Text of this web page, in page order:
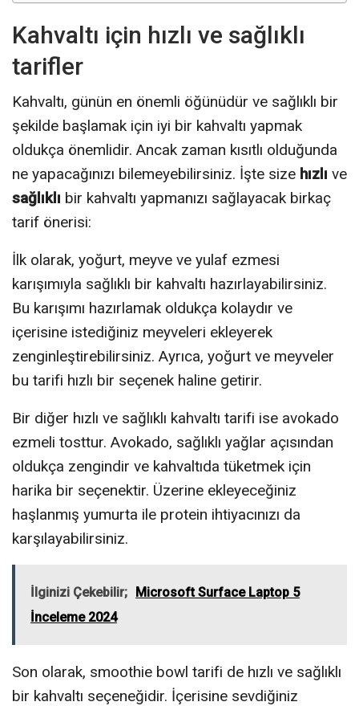
Kahvaltı için hızlı ve sağlıklı
tarifler
Kahvaltı, günün en önemli öğünüdür ve sağlıklı bir
şekilde başlamak için iyi bir kahvaltı yapmak
oldukça önemlidir. Ancak zaman kısıtlı olduğunda
ne yapacağınızı bilemeyebilirsiniz. İşte size hızlı ve
sağlıklı bir kahvaltı yapmanızı sağlayacak birkaç
tarif önerisi:
İlk olarak, yoğurt, meyve ve yulaf ezmesi
karışımıyla sağlıklı bir kahvaltı hazırlayabilirsiniz.
Bu karışımı hazırlamak oldukça kolaydır ve
içerisine istediğiniz meyveleri ekleyerek
zenginleştirebilirsiniz. Ayrıca, yoğurt ve meyveler
bu tarifi hızlı bir seçenek haline getirir.
Bir diğer hızlı ve sağlıklı kahvaltı tarifi ise avokado
ezmeli tosttur. Avokado, sağlıklı yağlar açısından
oldukça zengindir ve kahvaltıda tüketmek için
harika bir seçenektir. Üzerine ekleyeceğiniz
haşlanmış yumurta ile protein ihtiyacınızı da
karşılayabilirsiniz.
İlginizi Çekebilir; Microsoft Surface Laptop 5
İnceleme 2024
Son olarak, smoothie bowl tarifi de hızlı ve sağlıklı
bir kahvaltı seçeneğidir. İçerisine sevdiğiniz